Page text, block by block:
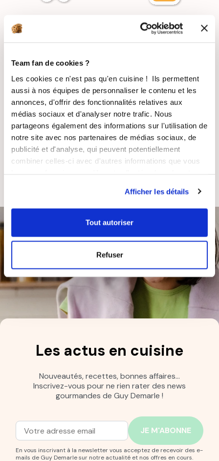
Team fan de cookies ?
Les cookies ce n'est pas qu'en cuisine ! Ils permettent
aussi à nos équipes de personnaliser le contenu et les
annonces, d'offrir des fonctionnalités relatives aux
médias sociaux et d'analyser notre trafic. Nous
partageons également des informations sur l'utilisation de
notre site avec nos partenaires de médias sociaux, de
publicité et d'analyse, qui peuvent potentiellement
combiner celles-ci avec d'autres informations que vous
Afficher les détails
Tout autoriser
Refuser
SÉCURISÉ
RECETTES
GRATUITES
SATISFAIT OU
REMBOURSÉ
ASSISTANCE
ENTREPRISE
Les actus en cuisine
Nouveautés, recettes, bonnes affaires…
Inscrivez-vous pour ne rien rater des news
gourmandes de Guy Demarle !
Adresse mail
Entrez votre adresse mail pour vous abonner à notre
En vous inscrivant à la newsletter vous acceptez de recevoir des e-
mails de Guy Demarle sur notre actualité et nos offres en cours.